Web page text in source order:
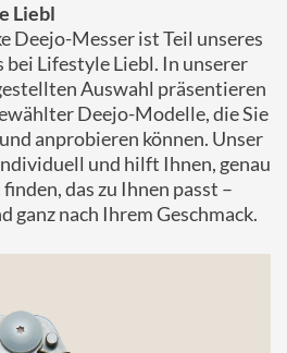
Liebl
Deejo-Messer ist Teil unseres
Lifestyle Liebl. In unserer
Auswahl präsentieren
Deejo-Modelle, die Sie
anprobieren können. Unser
und hilft Ihnen, genau
das zu Ihnen passt –
ganz nach Ihrem Geschmack.